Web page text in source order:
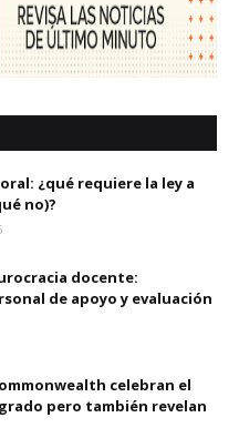
¿qué requiere la ley a
no)?
docente:
de apoyo y evaluación
celebran el
pero también revelan